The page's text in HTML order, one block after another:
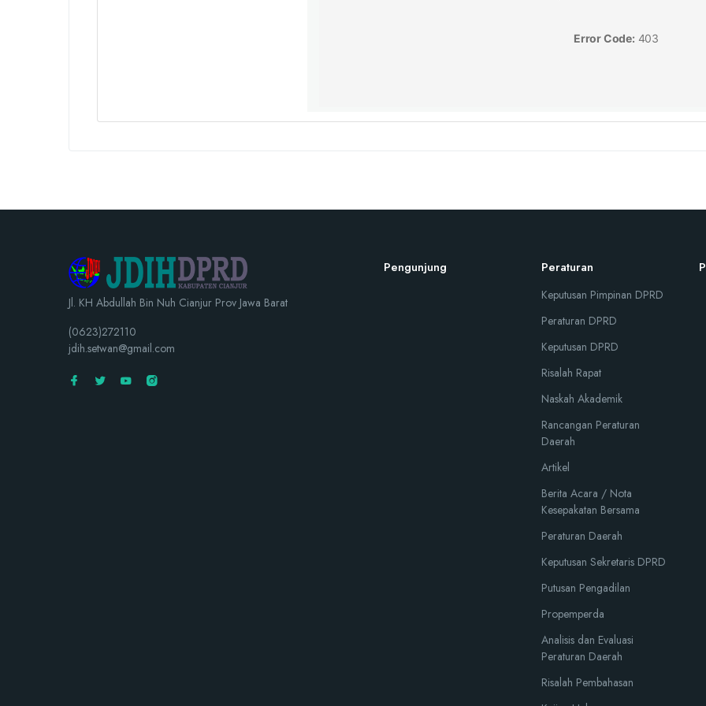
Jl. KH Abdullah Bin Nuh Cianjur Prov Jawa Barat
(0623)272110
jdih.setwan@gmail.com
Pengunjung Peraturan
Keputusan Pimpinan DPRD
Peraturan DPRD
Keputusan DPRD
Risalah Rapat
Naskah Akademik
Rancangan Peraturan
Daerah
Artikel
Berita Acara / Nota
Kesepakatan Bersama
Peraturan Daerah
Keputusan Sekretaris DPRD
Putusan Pengadilan
Propemperda
Analisis dan Evaluasi
Peraturan Daerah
Risalah Pembahasan